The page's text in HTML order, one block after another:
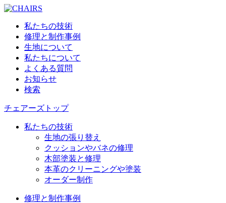
私たちの技術
修理と制作事例
生地について
私たちについて
よくある質問
お知らせ
検索
チェアーズトップ
私たちの技術
生地の張り替え
クッションやバネの修理
木部塗装と修理
本革のクリーニングや塗装
オーダー制作
修理と制作事例